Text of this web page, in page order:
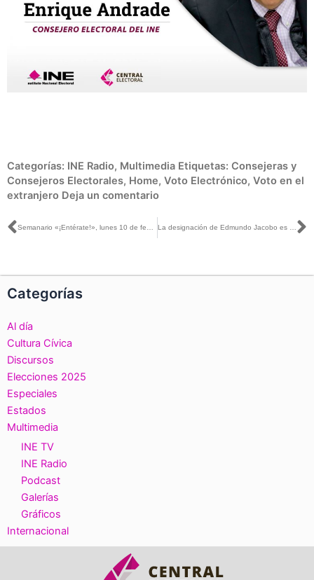
Categorías: INE Radio, Multimedia Etiquetas: Consejeras y
Consejeros Electorales, Home, Voto Electrónico, Voto en el
extranjero Deja un comentario
Ant Semanario «¡Entérate!», lunes 10 de febrero de 2020 La designación de Edmundo Jacobo es también un acto de autonomía: Córdova en entrevista con Loret
Categorías
Al día
Cultura Cívica
Discursos
Elecciones 2025
Especiales
Estados
Multimedia
INE TV
INE Radio
Podcast
Galerías
Gráficos
Internacional